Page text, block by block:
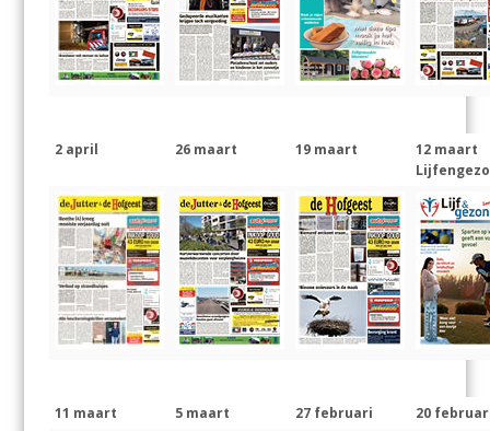
2 april 26 maart 19 maart
12 maart
11 maart 5 maart 27 februari 20